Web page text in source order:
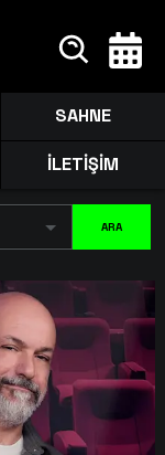
SAHNE
İLETİŞİM
ARA